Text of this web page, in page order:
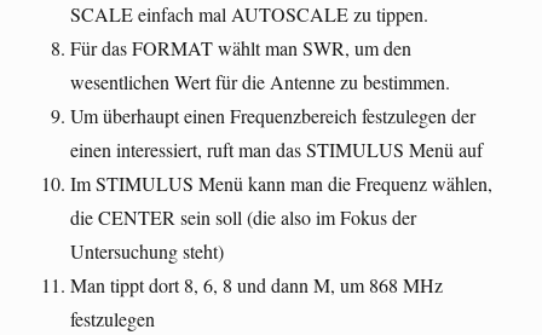
SCALE einfach mal AUTOSCALE zu tippen.
Für das FORMAT wählt man SWR, um den
wesentlichen Wert für die Antenne zu bestimmen.
Um überhaupt einen Frequenzbereich festzulegen der
einen interessiert, ruft man das STIMULUS Menü auf
Im STIMULUS Menü kann man die Frequenz wählen,
die CENTER sein soll (die also im Fokus der
Untersuchung steht)
Man tippt dort 8, 6, 8 und dann M, um 868 MHz
festzulegen